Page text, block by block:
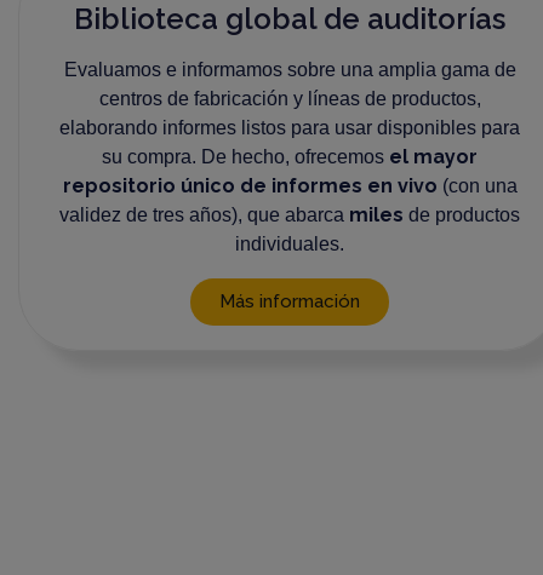
Biblioteca global de auditorías
Evaluamos e informamos sobre una amplia gama de
centros de fabricación y líneas de productos,
elaborando informes listos para usar disponibles para
su compra. De hecho, ofrecemos el mayor
repositorio único de informes en vivo (con una
validez de tres años), que abarca miles de productos
individuales.
Más información